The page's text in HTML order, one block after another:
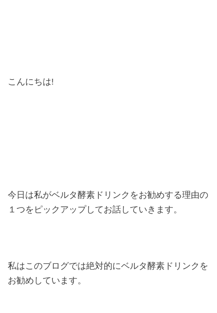
こんにちは!
今日は私がベルタ酵素ドリンクをお勧めする理由の
１つをピックアップしてお話していきます。
私はこのブログでは絶対的にベルタ酵素ドリンクを
お勧めしています。